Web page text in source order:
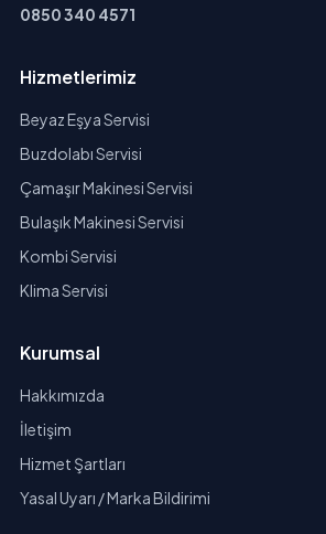
0850 340 4571
Hizmetlerimiz
Beyaz Eşya Servisi
Buzdolabı Servisi
Çamaşır Makinesi Servisi
Bulaşık Makinesi Servisi
Kombi Servisi
Klima Servisi
Kurumsal
Hakkımızda
İletişim
Hizmet Şartları
Yasal Uyarı / Marka Bildirimi